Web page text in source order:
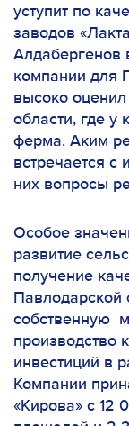
уступит по
заводов
Алдабергенов
компании для
высоко
области, где у
ферма. Аким
встречается
них вопросы
Особое
развитие
получение
Павлодарской
собственную
производство
инвестиций в
Компании
«Кирова» с 12